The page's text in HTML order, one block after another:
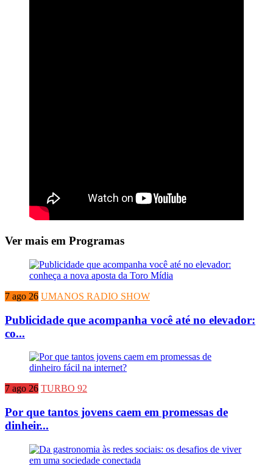
Ver mais em Programas
7 ago 26 UMANOS RADIO SHOW
Publicidade que acompanha você até no elevador:
co...
7 ago 26 TURBO 92
Por que tantos jovens caem em promessas de
dinheir...